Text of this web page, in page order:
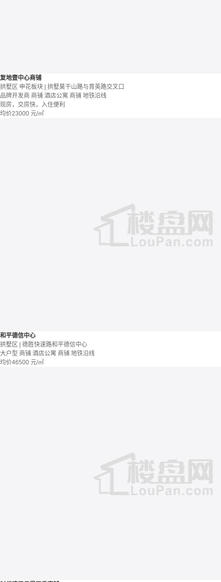
复地壹中心商铺
拱墅区 申花板块 | 拱墅莫干山路与育英路交叉口
品牌开发商 商铺 酒店公寓 商铺 地铁沿线
现房，交房快，入住便利
均价23000 元/㎡
和平德信中心
拱墅区 | 德胜快速路和平德信中心
大户型 商铺 酒店公寓 商铺 地铁沿线
均价46500 元/㎡